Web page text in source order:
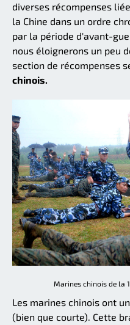
diverses récompenses
la Chine dans un ordre
par la période d'avant-
nous éloignerons un peu
section de récompenses
chinois.
Marines chinois de la
Les marines chinois ont
(bien que courte). Cette